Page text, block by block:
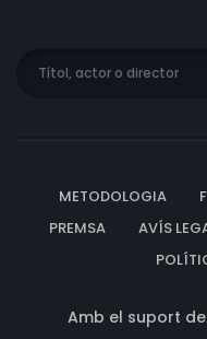
METODOLOGIA
PREMSA
AVÍS
Amb el suport